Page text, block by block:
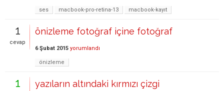
ses macbook-pro-retina-13 macbook-kayıt
1
cevap
önizleme fotoğraf içine fotoğraf
6 Şubat 2015 yorumlandı
önizleme
1 yazıların altındaki kırmızı çizgi